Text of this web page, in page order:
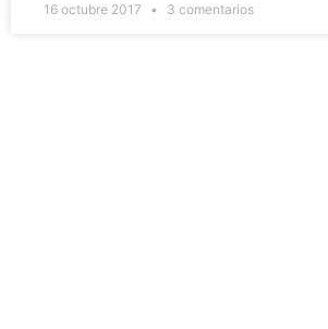
16 octubre 2017 3 comentarios